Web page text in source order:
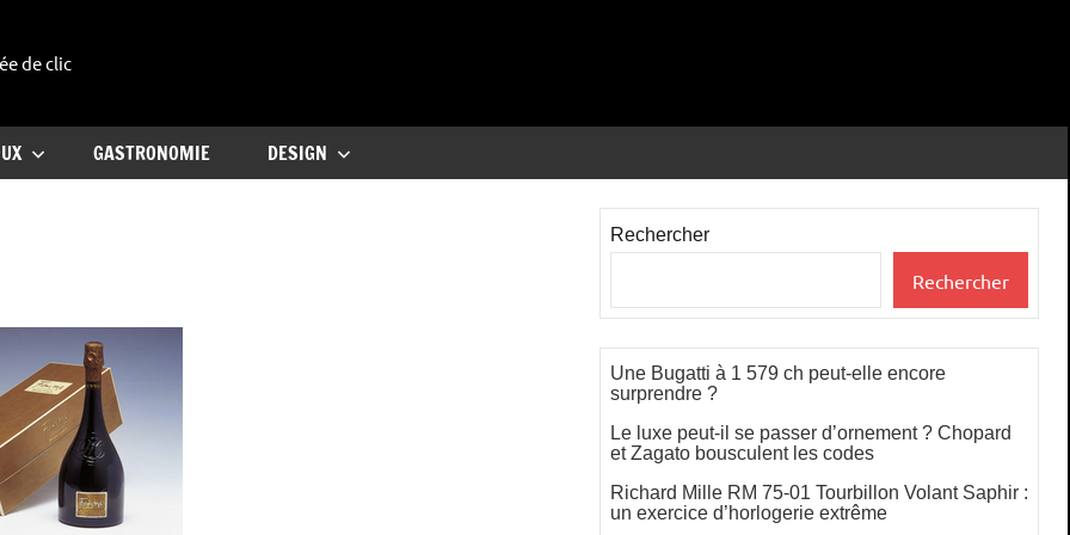
de clic
GASTRONOMIE DESIGN
Rechercher
Rechercher
Une Bugatti à 1 579 ch peut-elle encore
surprendre ?
Le luxe peut-il se passer d’ornement ? Chopard
et Zagato bousculent les codes
Richard Mille RM 75-01 Tourbillon Volant Saphir :
un exercice d’horlogerie extrême